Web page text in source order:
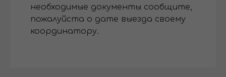
необходимые документы сообщите,
пожалуйста о дате выезда своему
координатору.